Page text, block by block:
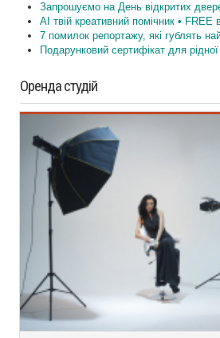
Запрошуємо на День відкритих
AI твій креативний помічник • FREE
7 помилок репортажу, які гублять
Подарунковий сертифікат для
Оренда студій